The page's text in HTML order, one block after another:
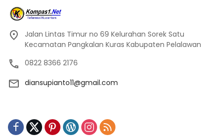
Jalan Lintas Timur no 69 Kelurahan Sorek Satu
Kecamatan Pangkalan Kuras Kabupaten Pelalawan
0822 8366 2176
diansupianto11@gmail.com